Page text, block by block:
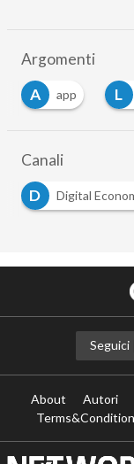
Argomenti
A
app L
Canali
D
Digital
Seguici
About Autori